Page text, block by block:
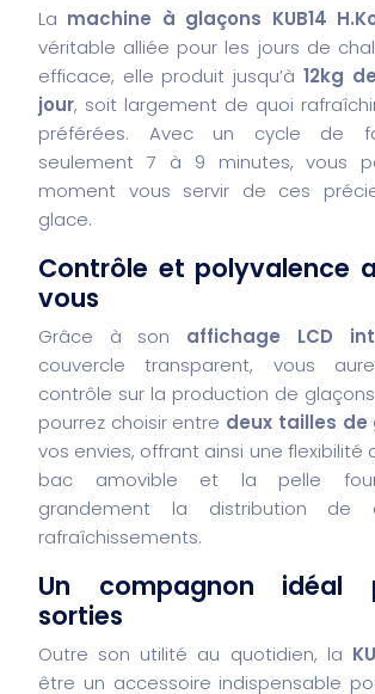
La machine à glaçons KUB14
véritable alliée pour les jours de
efficace, elle produit jusqu’à 12kg
jour, soit largement de quoi
préférées. Avec un cycle de
seulement 7 à 9 minutes, vous
moment vous servir de ces
glace.
Contrôle et polyvalence
vous
Grâce à son affichage LCD
couvercle transparent, vous
contrôle sur la production de
pourrez choisir entre deux tailles de
vos envies, offrant ainsi une flexibilité
bac amovible et la pelle
grandement la distribution de
rafraîchissements.
Un compagnon idéal
sorties
Outre son utilité au quotidien, la
être un accessoire indispensable